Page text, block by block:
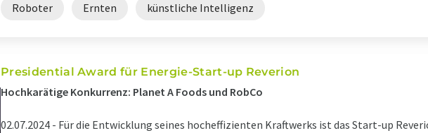
Roboter Ernten künstliche Intelligenz
Presidential Award für Energie-Start-up Reverion
Hochkarätige Konkurrenz: Planet A Foods und RobCo
02.07.2024 - Für die Entwicklung seines hocheffizienten Kraftwerks ist das Start-up